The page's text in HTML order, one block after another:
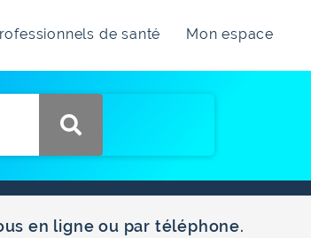
de santé Mon espace
en ligne ou par téléphone.